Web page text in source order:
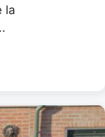
la